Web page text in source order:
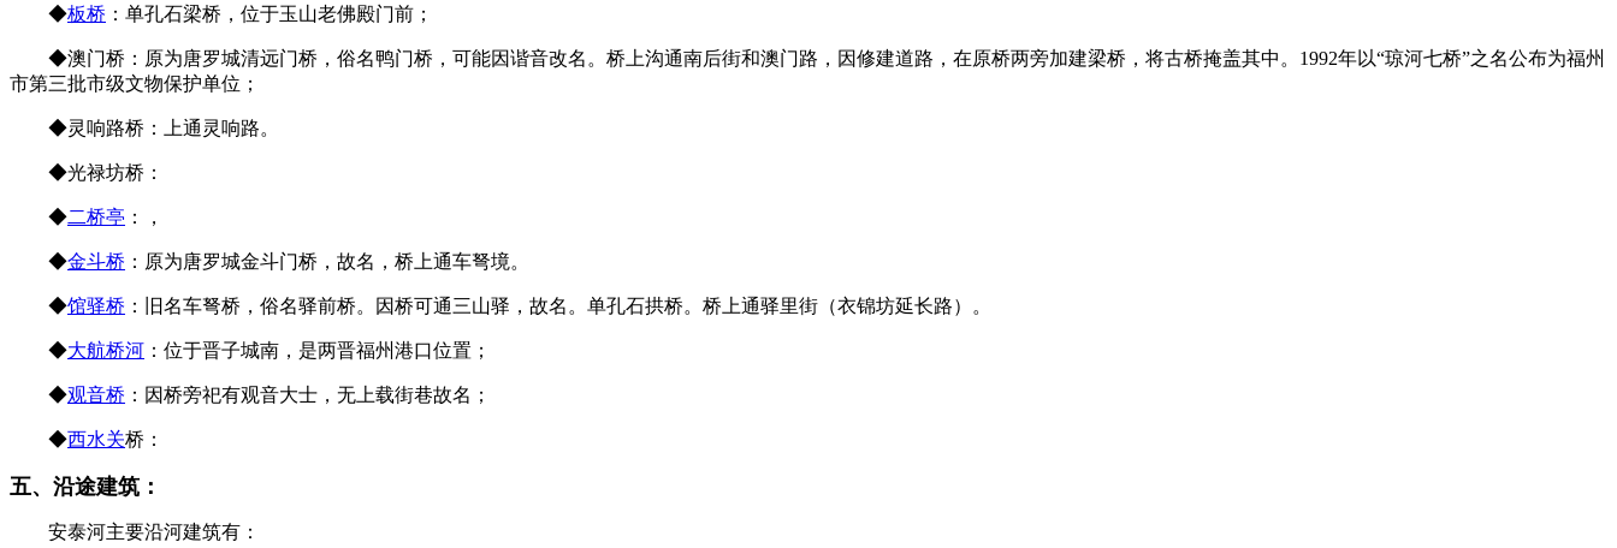
◆板桥 ：单孔石梁桥，位于玉山老佛殿门前；
◆澳门桥：原为唐罗城清远门桥，俗名鸭门桥，可能因谐音改名。桥上沟通南后街和澳门路，因修建道路，在原桥两旁加建梁桥，将古桥掩盖其中。1992年以“琼河七桥”之名公布为福州
市第三批市级文物保护单位；
◆灵响路桥：上通灵响路。
◆光禄坊桥：
◆二桥亭 ：，
◆金斗桥 ：原为唐罗城金斗门桥，故名，桥上通车弩境。
◆馆驿桥 ：旧名车弩桥，俗名驿前桥。因桥可通三山驿，故名。单孔石拱桥。桥上通驿里街（衣锦坊延长路）。
◆大航桥河 ：位于晋子城南，是两晋福州港口位置；
◆观音桥 ：因桥旁祀有观音大士，无上载街巷故名；
◆西水关桥：
五、沿途建筑：
安泰河主要沿河建筑有：